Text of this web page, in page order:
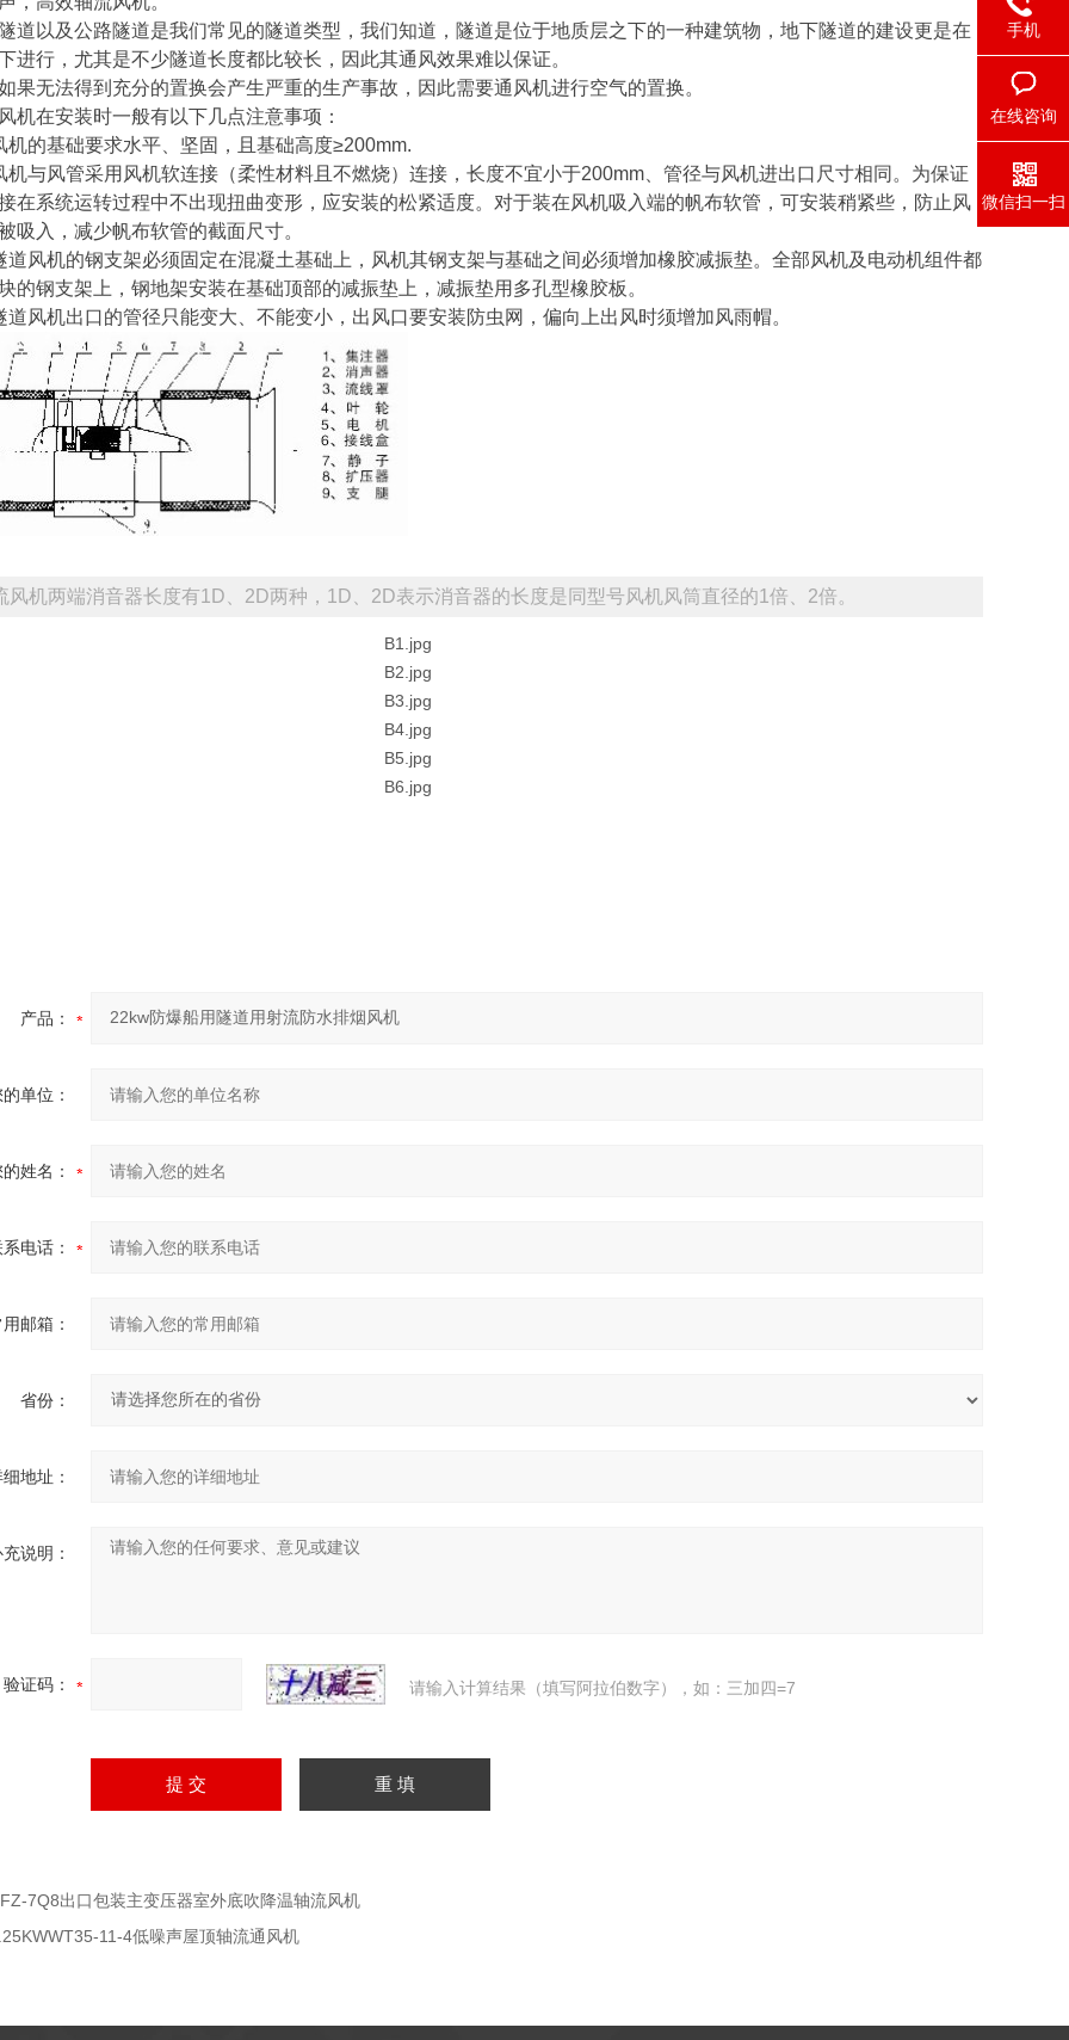
道以及公路隧道是我们常见的隧道类型，我们知道，隧道是位于地质层之下的一种建筑物，地下隧道的建设更是在
进行，尤其是不少隧道长度都比较长，因此其通风效果难以保证。
果无法得到充分的置换会产生严重的生产事故，因此需要通风机进行空气的置换。
机在安装时一般有以下几点注意事项：
机的基础要求水平、坚固，且基础高度≥200mm.
机与风管采用风机软连接（柔性材料且不燃烧）连接，长度不宜小于200mm、管径与风机进出口尺寸相同。为保证
在系统运转过程中不出现扭曲变形，应安装的松紧适度。对于装在风机吸入端的帆布软管，可安装稍紧些，防止风
吸入，减少帆布软管的截面尺寸。
道风机的钢支架必须固定在混凝土基础上，风机其钢支架与基础之间必须增加橡胶减振垫。全部风机及电动机组件都
的钢支架上，钢地架安装在基础顶部的减振垫上，减振垫用多孔型橡胶板。
道风机出口的管径只能变大、不能变小，出风口要安装防虫网，偏向上出风时须增加风雨帽。
风机两端消音器长度有1D、2D两种，1D、2D表示消音器的长度是同型号风机风筒直径的1倍、2倍。
产品：
单位：
姓名：
电话：
邮箱：
省份：
地址：
说明：
验证码： 请输入计算结果（填写阿拉伯数字），如：三加四=7
7Q8出口包装主变压器室外底吹降温轴流风机
11-4低噪声屋顶轴流通风机
手机
在线咨询
微信扫一扫